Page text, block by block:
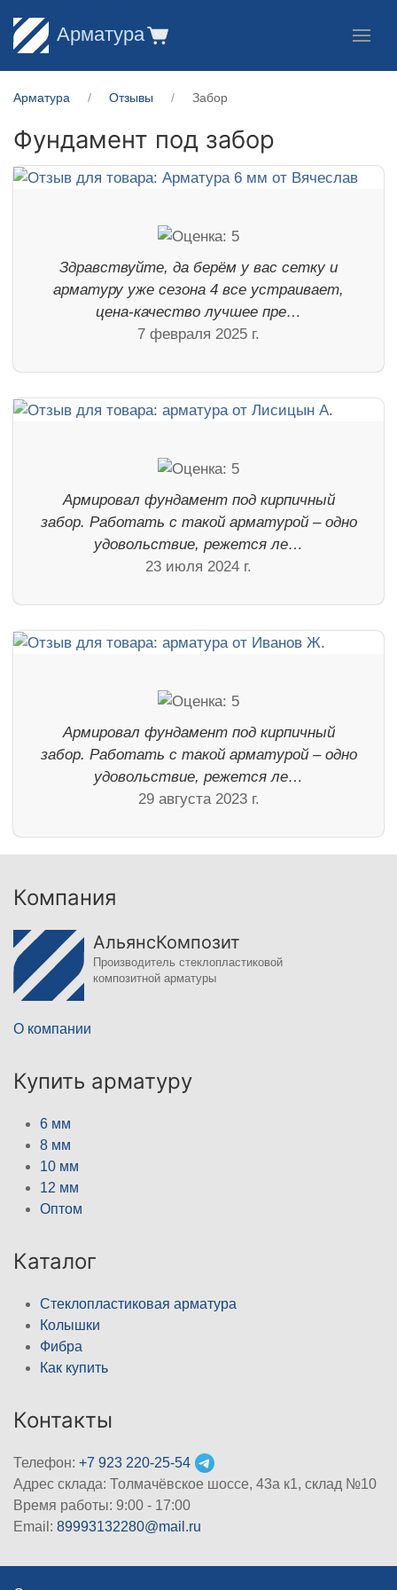
Арматура
Арматура Отзывы Забор
Фундамент под забор
Здравствуйте, да берём у вас сетку и
арматуру уже сезона 4 все устраивает,
цена-качество лучшее пре…
7 февраля 2025 г.
Армировал фундамент под кирпичный
забор. Работать с такой арматурой – одно
удовольствие, режется ле…
23 июля 2024 г.
Армировал фундамент под кирпичный
забор. Работать с такой арматурой – одно
удовольствие, режется ле…
29 августа 2023 г.
Компания
АльянсКомпозит
Производитель стеклопластиковой
композитной арматуры
О компании
Купить арматуру
6 мм
8 мм
10 мм
12 мм
Оптом
Каталог
Стеклопластиковая арматура
Колышки
Фибра
Как купить
Контакты
Телефон: +7 923 220-25-54
Адрес склада: Толмачёвское шоссе, 43а к1, склад №10
Время работы: 9:00 - 17:00
Email: 89993132280@mail.ru